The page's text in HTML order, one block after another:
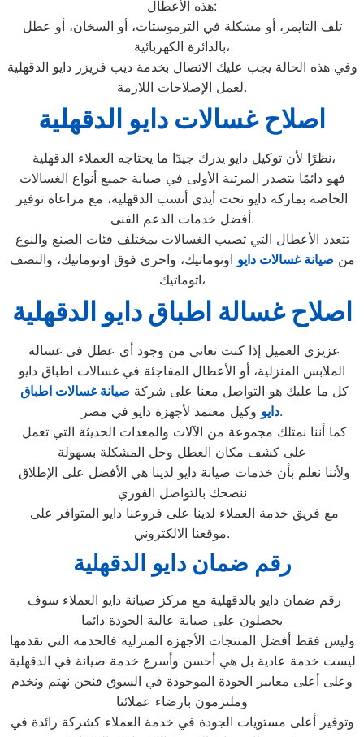
هذه الأعطال:
تلف التايمر، أو مشكلة في الترموستات، أو السخان، أو عطل
بالدائرة الكهربائية،
وفي هذه الحالة يجب عليك الاتصال بخدمة ديب فريزر دايو الدقهلية
لعمل الإصلاحات اللازمة.
اصلاح غسالات دايو الدقهلية
نظرًا لأن توكيل دايو يدرك جيدًا ما يحتاجه العملاء الدقهلية،
فهو دائمًا يتصدر المرتبة الأولى في صيانة جميع أنواع الغسالات
الخاصة بماركة دايو تحت أيدي أنسب الدقهلية، مع مراعاة توفير
أفضل خدمات الدعم الفنى.
تتعدد الأعطال التي تصيب الغسالات بمختلف فئات الصنع والنوع
من صيانة غسالات دايو اوتوماتيك، واخرى فوق اوتوماتيك، والنصف
اتوماتيك،
اصلاح غسالة اطباق دايو الدقهلية
الملابس المنزلية، أو الأعطال المفاجئة في غسالات اطباق دايو
كل ما عليك هو التواصل معنا على شركة صيانة غسالات اطباق
دايووكيل معتمد لأجهزة دايو في مصر.
على كشف مكان العطل وحل المشكلة بسهولة
ننصحك بالتواصل الفوري
موقعنا الالكتروني.
رقم ضمان دايو الدقهلية
يحصلون على صيانة عالية الجودة دائما
وليس فقط أفضل المنتجات الأجهزة المنزلية فالخدمة التي نقدمها
ليست خدمة عادية بل هي أحسن وأسرع خدمة صيانة في الدقهلية
وعلى أعلى معايير الجودة الموجودة في السوق فنحن نهتم ونخدم
وملتزمون بارضاء عملائنا
وتوفير أعلى مستويات الجودة في خدمة العملاء كشركة رائدة في